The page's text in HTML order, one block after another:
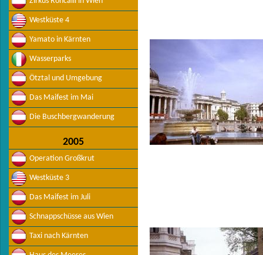
Westküste 4
Yamato in Kärnten
Wasserparks
Ötztal und Umgebung
Das Maifest im Mai
Die Buschbergwanderung
2005
Operation Großkrut
Westküste 3
Das Maifest im Juli
Schnappschüsse aus Wien
Taxi nach Kärnten